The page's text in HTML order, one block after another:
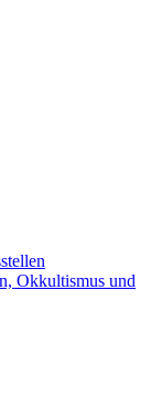
Okkultismus und